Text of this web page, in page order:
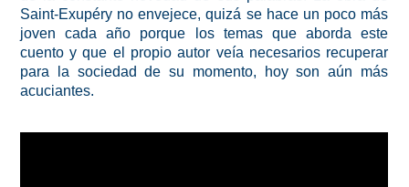
Saint-Exupéry no envejece, quizá se hace un poco más
joven cada año porque los temas que aborda este
cuento y que el propio autor veía necesarios recuperar
para la sociedad de su momento, hoy son aún más
acuciantes.